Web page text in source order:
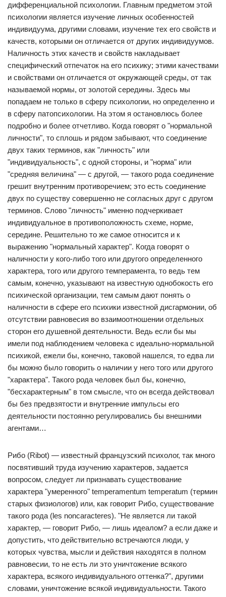
дифференциальной психологии. Главным предметом этой
психологии является изучение личных особенностей
индивидуума, другими словами, изучение тех его свойств и
качеств, которыми он отличается от других индивидуумов.
Наличность этих качеств и свойств накладывает
специфический отпечаток на его психику; этими качествами
и свойствами он отличается от окружающей среды, от так
называемой нормы, от золотой середины. Здесь мы
попадаем не только в сферу психологии, но определенно и
в сферу патопсихологии. На этом я остановлюсь более
подробно и более отчетливо. Когда говорят о "нормальной
личности", то сплошь и рядом забывают, что соединение
двух таких терминов, как "личность" или
"индивидуальность", с одной стороны, и "норма" или
"средняя величина" — с другой, — такого рода соединение
грешит внутренним противоречием; это есть соединение
двух по существу совершенно не согласных друг с другом
терминов. Слово "личность" именно подчеркивает
индивидуальное в противоположность схеме, норме,
середине. Решительно то же самое относится и к
выражению "нормальный характер". Когда говорят о
наличности у кого-либо того или другого определенного
характера, того или другого темперамента, то ведь тем
самым, конечно, указывают на известную однобокость его
психической организации, тем самым дают понять о
наличности в сфере его психики известной дисгармонии, об
отсутствии равновесия во взаимоотношении отдельных
сторон его душевной деятельности. Ведь если бы мы
имели под наблюдением человека с идеально-нормальной
психикой, ежели бы, конечно, таковой нашелся, то едва ли
бы можно было говорить о наличии у него того или другого
"характера". Такого рода человек был бы, конечно,
"бесхарактерным" в том смысле, что он всегда действовал
бы без предвзятости и внутренние импульсы его
деятельности постоянно регулировались бы внешними
агентами…
Рибо (Ribot) — известный французский психолог, так много
посвятивший труда изучению характеров, задается
вопросом, следует ли признавать существование
характера "умеренного" temperamentum temperatum (термин
старых физиологов) или, как говорит Рибо, существование
такого рода (les noncaracteres). "Не является ли такой
характер, — говорит Рибо, — лишь идеалом? а если даже и
допустить, что действительно встречаются люди, у
которых чувства, мысли и действия находятся в полном
равновесии, то не есть ли это уничтожение всякого
характера, всякого индивидуального оттенка?", другими
словами, уничтожение всякой индивидуальности. Такого